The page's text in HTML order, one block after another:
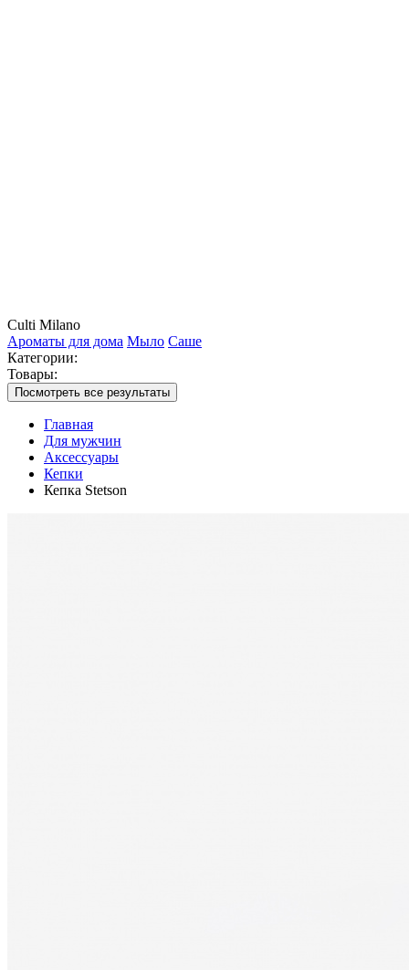
Culti Milano
Ароматы для дома Мыло Саше
Категории:
Товары:
Посмотреть все результаты
Главная
Для мужчин
Аксессуары
Кепки
Кепка Stetson